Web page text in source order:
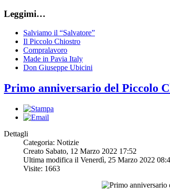
Leggimi…
Salviamo il “Salvatore”
Il Piccolo Chiostro
Compralavoro
Made in Pavia Italy
Don Giuseppe Ubicini
Primo anniversario del Piccolo
Dettagli
Categoria: Notizie
Creato Sabato, 12 Marzo 2022 17:52
Ultima modifica il Venerdì, 25 Marzo 2022
Visite: 1663